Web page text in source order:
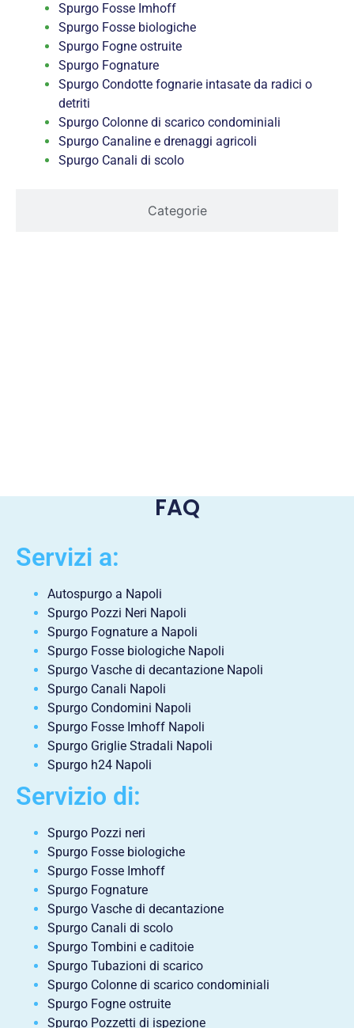
Categorie
Spurgo Fosse Imhoff
Spurgo Fosse biologiche
Spurgo Fogne ostruite
Spurgo Fognature
Spurgo Condotte fognarie intasate da radici o
detriti
Spurgo Colonne di scarico condominiali
Spurgo Canaline e drenaggi agricoli
Spurgo Canali di scolo
FAQ
Servizi a:
Autospurgo a Napoli
Spurgo Pozzi Neri Napoli
Spurgo Fognature a Napoli
Spurgo Fosse biologiche Napoli
Spurgo Vasche di decantazione Napoli
Spurgo Canali Napoli
Spurgo Condomini Napoli
Spurgo Fosse Imhoff Napoli
Spurgo Griglie Stradali Napoli
Spurgo h24 Napoli
Servizio di:
Spurgo Pozzi neri
Spurgo Fosse biologiche
Spurgo Fosse Imhoff
Spurgo Fognature
Spurgo Vasche di decantazione
Spurgo Canali di scolo
Spurgo Tombini e caditoie
Spurgo Tubazioni di scarico
Spurgo Colonne di scarico condominiali
Spurgo Fogne ostruite
Spurgo Pozzetti di ispezione